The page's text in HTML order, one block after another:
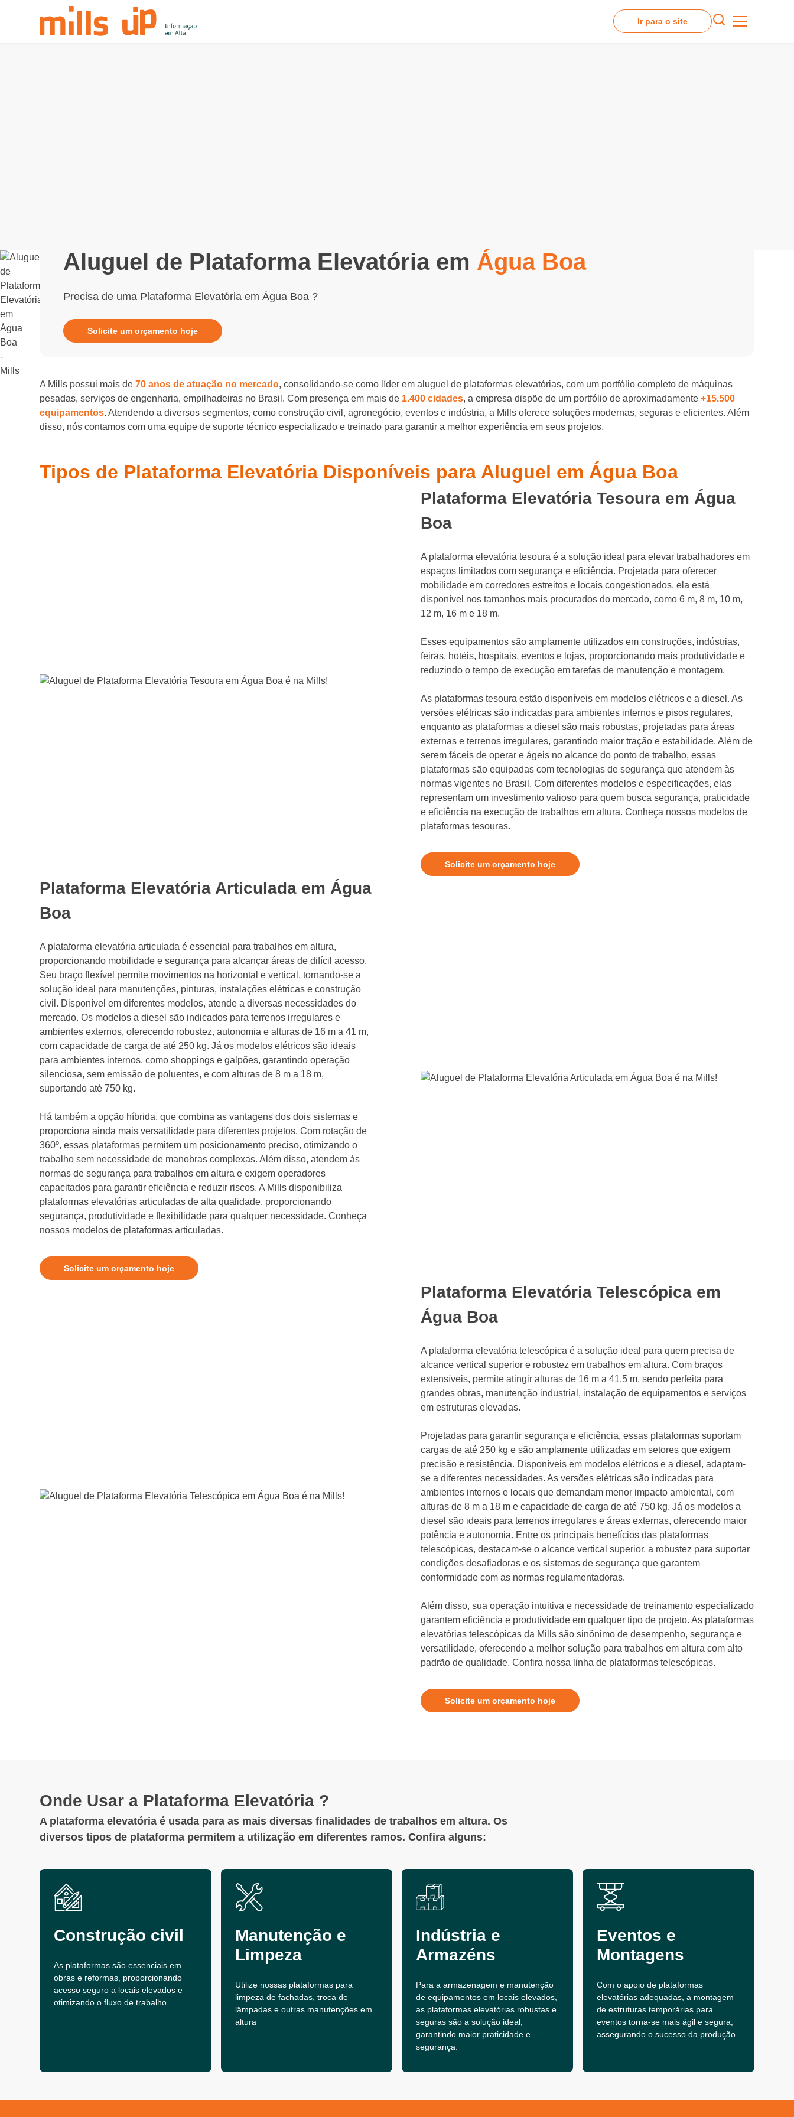
Ir para o site
Aluguel de Plataforma Elevatória em Água Boa
Precisa de uma Plataforma Elevatória em Água Boa ?
Solicite um orçamento hoje
A Mills possui mais de70 anos de atuação no mercado, consolidando-se como líder em aluguel de plataformas elevatórias, com um portfólio completo de máquinas
pesadas, serviços de engenharia, empilhadeiras no Brasil. Com presença em mais de 1.400 cidades, a empresa dispõe de um portfólio de aproximadamente+15.500
equipamentos. Atendendo a diversos segmentos, como construção civil, agronegócio, eventos e indústria, a Mills oferece soluções modernas, seguras e eficientes. Além
disso, nós contamos com uma equipe de suporte técnico especializado e treinado para garantir a melhor experiência em seus projetos.
Tipos de Plataforma Elevatória Disponíveis para Aluguel em Água Boa
Plataforma Elevatória Tesoura em Água
Boa
A plataforma elevatória tesoura é a solução ideal para elevar trabalhadores em
espaços limitados com segurança e eficiência. Projetada para oferecer
mobilidade em corredores estreitos e locais congestionados, ela está
disponível nos tamanhos mais procurados do mercado, como 6 m, 8 m, 10 m,
12 m, 16 m e 18 m.
Esses equipamentos são amplamente utilizados em construções, indústrias,
feiras, hotéis, hospitais, eventos e lojas, proporcionando mais produtividade e
reduzindo o tempo de execução em tarefas de manutenção e montagem.
As plataformas tesoura estão disponíveis em modelos elétricos e a diesel. As
versões elétricas são indicadas para ambientes internos e pisos regulares,
enquanto as plataformas a diesel são mais robustas, projetadas para áreas
externas e terrenos irregulares, garantindo maior tração e estabilidade. Além de
serem fáceis de operar e ágeis no alcance do ponto de trabalho, essas
plataformas são equipadas com tecnologias de segurança que atendem às
normas vigentes no Brasil. Com diferentes modelos e especificações, elas
representam um investimento valioso para quem busca segurança, praticidade
e eficiência na execução de trabalhos em altura. Conheça nossos modelos de
plataformas tesouras.
Solicite um orçamento hoje
Plataforma Elevatória Articulada em Água
Boa
A plataforma elevatória articulada é essencial para trabalhos em altura,
proporcionando mobilidade e segurança para alcançar áreas de difícil acesso.
Seu braço flexível permite movimentos na horizontal e vertical, tornando-se a
solução ideal para manutenções, pinturas, instalações elétricas e construção
civil. Disponível em diferentes modelos, atende a diversas necessidades do
mercado. Os modelos a diesel são indicados para terrenos irregulares e
ambientes externos, oferecendo robustez, autonomia e alturas de 16 m a 41 m,
com capacidade de carga de até 250 kg. Já os modelos elétricos são ideais
para ambientes internos, como shoppings e galpões, garantindo operação
silenciosa, sem emissão de poluentes, e com alturas de 8 m a 18 m,
suportando até 750 kg.
Há também a opção híbrida, que combina as vantagens dos dois sistemas e
proporciona ainda mais versatilidade para diferentes projetos. Com rotação de
360º, essas plataformas permitem um posicionamento preciso, otimizando o
trabalho sem necessidade de manobras complexas. Além disso, atendem às
normas de segurança para trabalhos em altura e exigem operadores
capacitados para garantir eficiência e reduzir riscos. A Mills disponibiliza
plataformas elevatórias articuladas de alta qualidade, proporcionando
segurança, produtividade e flexibilidade para qualquer necessidade. Conheça
nossos modelos de plataformas articuladas.
Solicite um orçamento hoje
Plataforma Elevatória Telescópica em
Água Boa
A plataforma elevatória telescópica é a solução ideal para quem precisa de
alcance vertical superior e robustez em trabalhos em altura. Com braços
extensíveis, permite atingir alturas de 16 m a 41,5 m, sendo perfeita para
grandes obras, manutenção industrial, instalação de equipamentos e serviços
em estruturas elevadas.
Projetadas para garantir segurança e eficiência, essas plataformas suportam
cargas de até 250 kg e são amplamente utilizadas em setores que exigem
precisão e resistência. Disponíveis em modelos elétricos e a diesel, adaptam-
se a diferentes necessidades. As versões elétricas são indicadas para
ambientes internos e locais que demandam menor impacto ambiental, com
alturas de 8 m a 18 m e capacidade de carga de até 750 kg. Já os modelos a
diesel são ideais para terrenos irregulares e áreas externas, oferecendo maior
potência e autonomia. Entre os principais benefícios das plataformas
telescópicas, destacam-se o alcance vertical superior, a robustez para suportar
condições desafiadoras e os sistemas de segurança que garantem
conformidade com as normas regulamentadoras.
Além disso, sua operação intuitiva e necessidade de treinamento especializado
garantem eficiência e produtividade em qualquer tipo de projeto. As plataformas
elevatórias telescópicas da Mills são sinônimo de desempenho, segurança e
versatilidade, oferecendo a melhor solução para trabalhos em altura com alto
padrão de qualidade. Confira nossa linha de plataformas telescópicas.
Solicite um orçamento hoje
Onde Usar a Plataforma Elevatória ?
A plataforma elevatória é usada para as mais diversas finalidades de trabalhos em altura. Os
diversos tipos de plataforma permitem a utilização em diferentes ramos. Confira alguns:
Construção civil
As plataformas são essenciais em
obras e reformas, proporcionando
acesso seguro a locais elevados e
otimizando o fluxo de trabalho.
Manutenção e
Limpeza
Utilize nossas plataformas para
limpeza de fachadas, troca de
lâmpadas e outras manutenções em
altura
Indústria e
Armazéns
Para a armazenagem e manutenção
de equipamentos em locais elevados,
as plataformas elevatórias robustas e
seguras são a solução ideal,
garantindo maior praticidade e
segurança.
Eventos e
Montagens
Com o apoio de plataformas
elevatórias adequadas, a montagem
de estruturas temporárias para
eventos torna-se mais ágil e segura,
assegurando o sucesso da produção